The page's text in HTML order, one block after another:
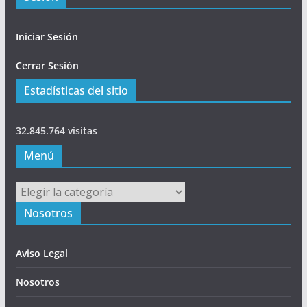
Iniciar Sesión
Cerrar Sesión
Estadísticas del sitio
32.845.764 visitas
Menú
Menú
Nosotros
Aviso Legal
Nosotros